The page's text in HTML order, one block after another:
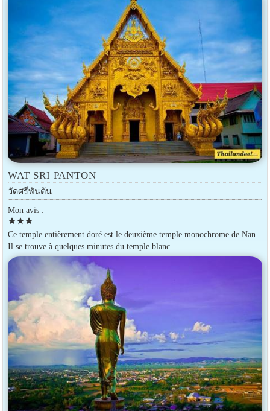
WAT SRI PANTON
วัดศรีพันต้น
Mon avis :
starstarstar
Ce temple entièrement doré est le deuxième temple monochrome de Nan.
Il se trouve à quelques minutes du temple blanc.